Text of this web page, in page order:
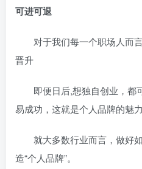
可进可退
对于我们每一个职场人而
晋升
即便日后,想独自创业，都
易成功，这就是个人品牌的魅力
就大多数行业而言，做好
造“个人品牌”。